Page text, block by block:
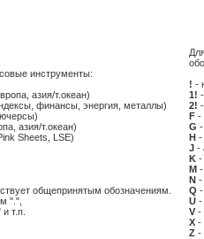
инструменты:
азия/т.океан)
финансы, энергия, металлы)
азия/т.океан)
Sheets, LSE)
общепринятым обозначениям.
".",
т.п.
! -
1!
2!
F -
G
H -
J -
K -
M
N -
Q -
U -
V -
X -
Z -